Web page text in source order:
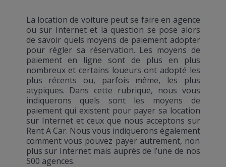
La location de voiture peut se faire en agence
ou sur Internet et la question se pose alors
de savoir quels moyens de paiement adopter
pour régler sa réservation. Les moyens de
paiement en ligne sont de plus en plus
nombreux et certains loueurs ont adopté les
plus récents ou, parfois même, les plus
atypiques. Dans cette rubrique, nous vous
indiquerons quels sont les moyens de
paiement qui existent pour payer sa location
sur Internet et ceux que nous acceptons sur
Rent A Car. Nous vous indiquerons également
comment vous pouvez payer autrement, non
plus sur Internet mais auprès de l’une de nos
500 agences.